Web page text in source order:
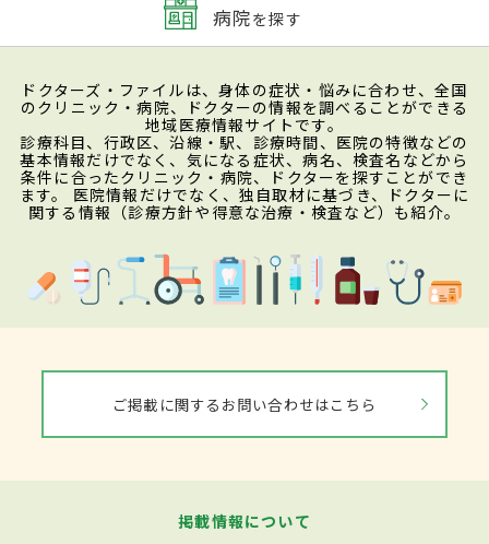
病院を探す
ドクターズ・ファイルは、身体の症状・悩みに合わせ、全国
のクリニック・病院、ドクターの情報を調べることができる
地域医療情報サイトです。
診療科目、行政区、沿線・駅、診療時間、医院の特徴などの
基本情報だけでなく、気になる症状、病名、検査名などから
条件に合ったクリニック・病院、ドクターを探すことができ
ます。 医院情報だけでなく、独自取材に基づき、ドクターに
関する情報（診療方針や得意な治療・検査など）も紹介。
ご掲載に関するお問い合わせはこちら
掲載情報について